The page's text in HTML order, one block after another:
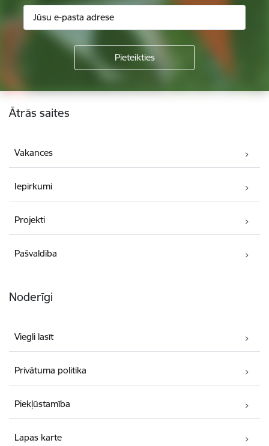
Kājene
Ātrās saites
Vakances
Iepirkumi
Projekti
Pašvaldība
Noderīgi
Viegli lasīt
Privātuma politika
Piekļūstamība
Lapas karte